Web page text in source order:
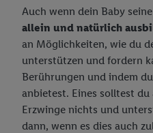
Auch wenn dein Baby
allein und natürlich
an Möglichkeiten, wie du
unterstützen und fordern
Berührungen und indem
anbietest. Eines solltest
Erzwinge nichts und
dann, wenn es dies auch